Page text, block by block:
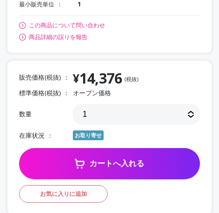
最小販売単位 1
この商品について問い合わせ
商品詳細の誤りを報告
販売価格(税抜) ¥14,376 (税抜)
標準価格(税抜) オープン価格
数量
在庫状況 お取り寄せ
カートへ入れる
お気に入りに追加